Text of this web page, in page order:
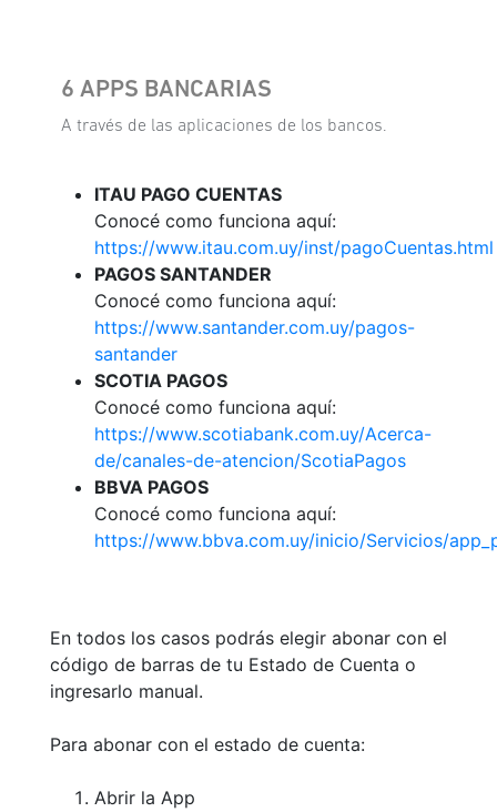
6 APPS BANCARIAS
A través de las aplicaciones de los bancos.
ITAU PAGO CUENTAS
Conocé como funciona aquí:
https://www.itau.com.uy/inst/pagoCuentas.html
PAGOS SANTANDER
Conocé como funciona aquí:
https://www.santander.com.uy/pagos-
santander
SCOTIA PAGOS
Conocé como funciona aquí:
https://www.scotiabank.com.uy/Acerca-
de/canales-de-atencion/ScotiaPagos
BBVA PAGOS
Conocé como funciona aquí:
https://www.bbva.com.uy/inicio/Servicios/
En todos los casos podrás elegir abonar con el
código de barras de tu Estado de Cuenta o
ingresarlo manual.
Para abonar con el estado de cuenta:
Abrir la App